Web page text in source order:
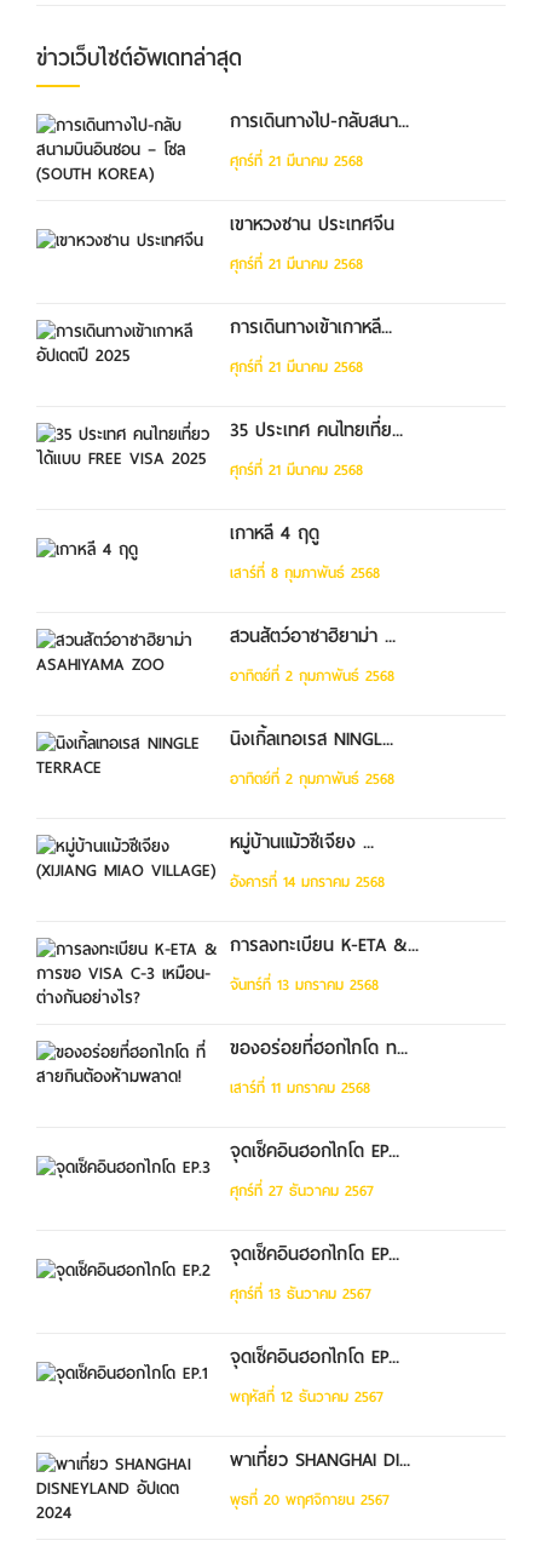
ข่าวเว็บไซต์อัพเดทล่าสุด
การเดินทางไป-กลับสนา...
ศุกร์ที่ 21 มีนาคม 2568
เขาหวงซาน ประเทศจีน
ศุกร์ที่ 21 มีนาคม 2568
การเดินทางเข้าเกาหลี...
ศุกร์ที่ 21 มีนาคม 2568
35 ประเทศ คนไทยเที่ย...
ศุกร์ที่ 21 มีนาคม 2568
เกาหลี 4 ฤดู
เสาร์ที่ 8 กุมภาพันธ์ 2568
สวนสัตว์อาซาฮิยาม่า ...
อาทิตย์ที่ 2 กุมภาพันธ์ 2568
นิงเกิ้ลเทอเรส NINGL...
อาทิตย์ที่ 2 กุมภาพันธ์ 2568
หมู่บ้านแม้วซีเจียง ...
อังคารที่ 14 มกราคม 2568
การลงทะเบียน K-ETA &...
จันทร์ที่ 13 มกราคม 2568
ของอร่อยที่ฮอกไกโด ท...
เสาร์ที่ 11 มกราคม 2568
จุดเช็คอินฮอกไกโด EP...
ศุกร์ที่ 27 ธันวาคม 2567
จุดเช็คอินฮอกไกโด EP...
ศุกร์ที่ 13 ธันวาคม 2567
จุดเช็คอินฮอกไกโด EP...
พฤหัสที่ 12 ธันวาคม 2567
พาเที่ยว SHANGHAI DI...
พุธที่ 20 พฤศจิกายน 2567